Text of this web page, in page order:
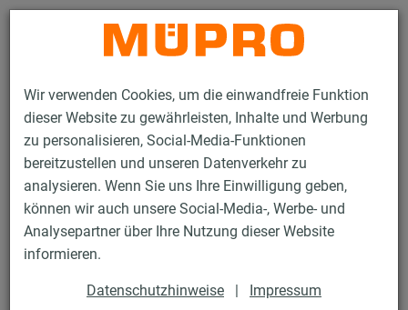
Wir verwenden Cookies, um die einwandfreie Funktion
dieser Website zu gewährleisten, Inhalte und Werbung
zu personalisieren, Social-Media-Funktionen
bereitzustellen und unseren Datenverkehr zu
analysieren. Wenn Sie uns Ihre Einwilligung geben,
können wir auch unsere Social-Media-, Werbe- und
Analysepartner über Ihre Nutzung dieser Website
informieren.
Datenschutzhinweise | Impressum
Kontakt
Produkte Befestigungstechnik
Schallschutz
Schalldämmelemente
Schwingungsdämpfer